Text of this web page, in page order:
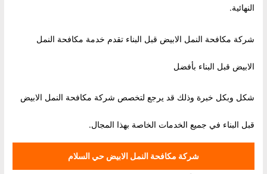
النهائية.
شركة مكافحة النمل الابيض قبل البناء تقدم خدمة مكافحة النمل
الابيض قبل البناء بأفضل
شكل وبكل خبرة وذلك قد يرجع لتخصص شركة مكافحة النمل الابيض
قبل البناء في جميع الخدمات الخاصة بهذا المجال.
شركة مكافحة النمل الابيض حي السلام